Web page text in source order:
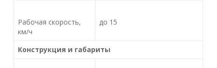
Рабочая скорость,
км/ч
до 15
Конструкция и габариты